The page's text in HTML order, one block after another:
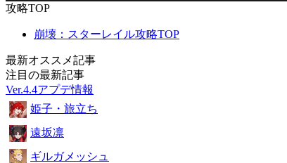
攻略TOP
崩壊：スターレイル攻略TOP
最新オススメ記事
注目の最新記事
Ver.4.4アプデ情報
姫子・旅立ち
遠坂凛
ギルガメッシュ